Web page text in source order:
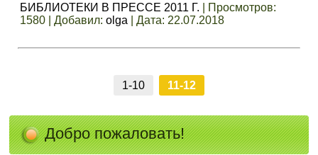
БИБЛИОТЕКИ В ПРЕССЕ 2011 Г.
Просмотров:
1580 |Добавил: olga |Дата: 22.07.2018
1-10 11-12
Добро пожаловать!